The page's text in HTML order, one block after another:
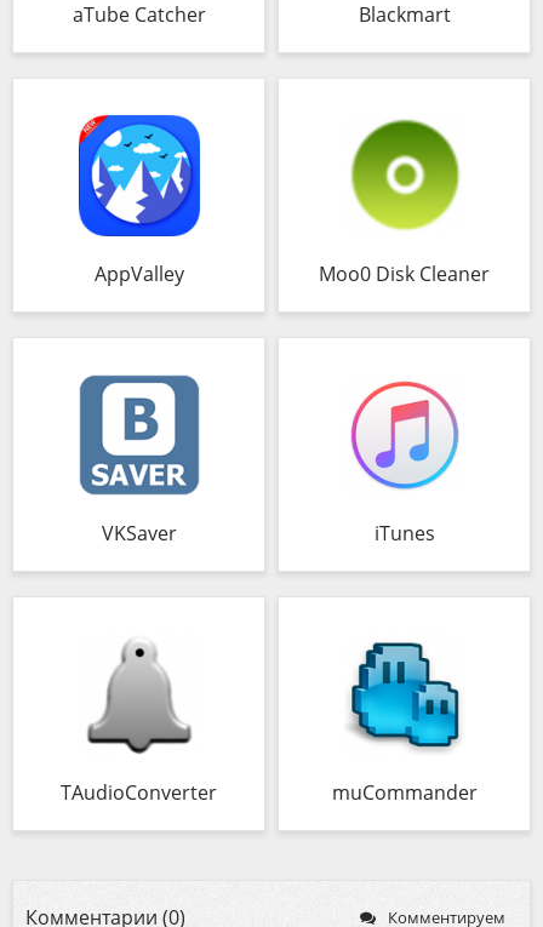
aTube Catcher Blackmart
AppValley Moo0 Disk Cleaner
VKSaver iTunes
TAudioConverter muCommander
Комментарии (0) Комментируем